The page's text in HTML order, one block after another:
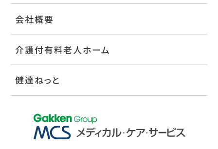
会社概要
介護付有料老人ホーム
健達ねっと